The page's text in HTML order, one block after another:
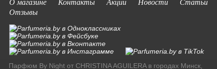
Отзывы
Парфюм By Night от CHRISTINA AGUILERA в городах Минск,